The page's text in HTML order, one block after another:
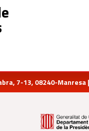
7-13, 08240-Manresa